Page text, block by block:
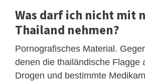
Was darf ich nicht mit
Thailand nehmen?
Pornografisches Material.
denen die thailändische Flagge
Drogen und bestimmte